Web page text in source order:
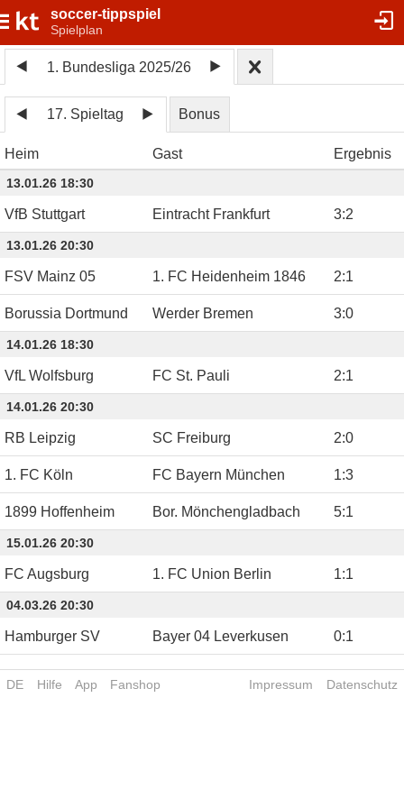
soccer-tippspiel
Spielplan
1. Bundesliga 2025/26
17. Spieltag Bonus
Heim Gast Ergebnis
13.01.26 18:30
VfB Stuttgart Eintracht Frankfurt 3:2
13.01.26 20:30
FSV Mainz 05 1. FC Heidenheim 1846 2:1
Borussia Dortmund Werder Bremen 3:0
14.01.26 18:30
VfL Wolfsburg FC St. Pauli 2:1
14.01.26 20:30
RB Leipzig SC Freiburg 2:0
1. FC Köln FC Bayern München 1:3
1899 Hoffenheim Bor. Mönchengladbach 5:1
15.01.26 20:30
FC Augsburg 1. FC Union Berlin 1:1
04.03.26 20:30
Hamburger SV Bayer 04 Leverkusen 0:1
DE Hilfe App Fanshop Impressum Datenschutz